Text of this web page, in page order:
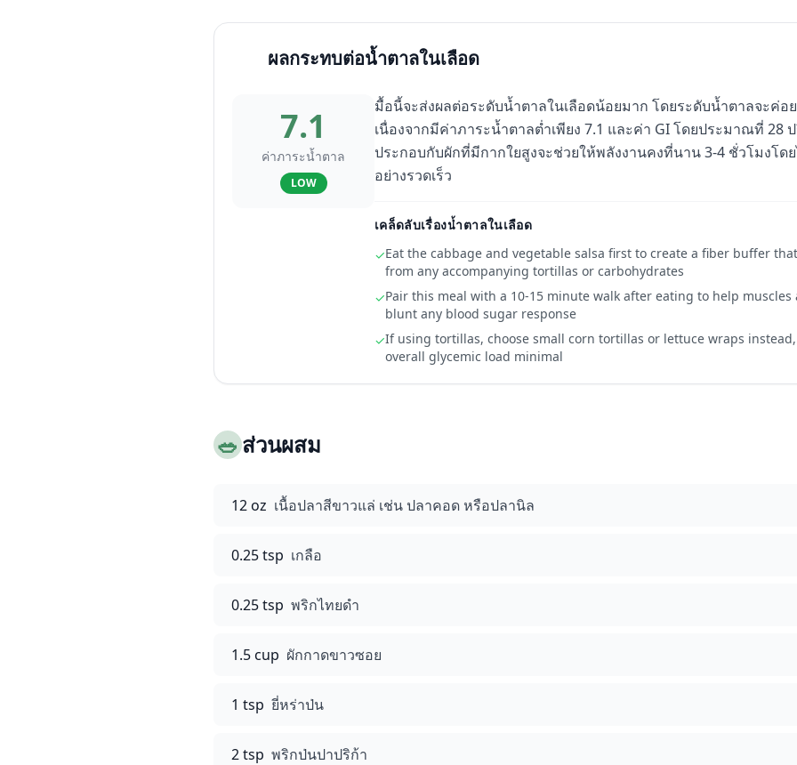
ผลกระทบต่อน้ำตาลในเลือด
7.1
ค่าภาระน้ำตาล
LOW
มื้อนี้จะส่งผลต่อระดับน้ำตาลในเลือดน้อยมาก โดยระดับน้ำตาลจะค่อ
เนื่องจากมีค่าภาระน้ำตาลต่ำเพียง 7.1 และค่า GI โดยประมาณที่ 28
ประกอบกับผักที่มีกากใยสูงจะช่วยให้พลังงานคงที่นาน 3-4 ชั่วโมงโด
อย่างรวดเร็ว
เคล็ดลับเรื่องน้ำตาลในเลือด
✓Eat the cabbage and vegetable salsa first to create a fiber buffer
from any accompanying tortillas or carbohydrates
✓Pair this meal with a 10-15 minute walk after eating to help
blunt any blood sugar response
✓If using tortillas, choose small corn tortillas or lettuce wraps
overall glycemic load minimal
🥗ส่วนผสม
12 oz เนื้อปลาสีขาวแล่ เช่น ปลาคอด หรือปลานิล
0.25 tsp เกลือ
0.25 tsp พริกไทยดำ
1.5 cup ผักกาดขาวซอย
1 tsp ยี่หร่าป่น
2 tsp พริกป่นปาปริก้า